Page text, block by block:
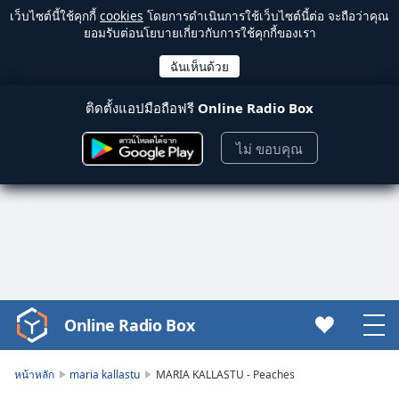
เว็บไซต์นี้ใช้คุกกี้ cookies โดยการดำเนินการใช้เว็บไซต์นี้ต่อ จะถือว่าคุณ
ยอมรับต่อนโยบายเกี่ยวกับการใช้คุกกี้ของเรา
ติดตั้งแอปมือถือฟรี Online Radio Box
ไม่ ขอบคุณ
Video
Player
Online Radio Box
หน้าหลัก maria kallastu MARIA KALLASTU - Peaches